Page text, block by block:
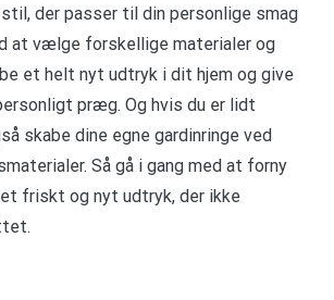
der passer til din personlige smag
at vælge forskellige materialer og
et helt nyt udtryk i dit hjem og give
præg. Og hvis du er lidt
skabe dine egne gardinringe ved
Så gå i gang med at forny
friskt og nyt udtryk, der ikke